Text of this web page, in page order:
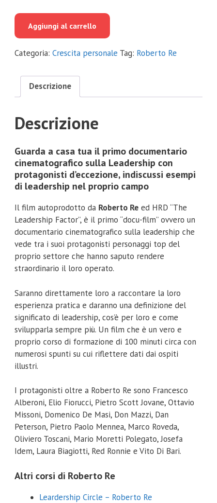
era:
è:
Aggiungi al carrello
Categoria: Crescita personale Tag: Roberto Re
Descrizione
Descrizione
Guarda a casa tua il primo documentario
cinematografico sulla Leadership con
protagonisti d’eccezione, indiscussi esempi
di leadership nel proprio campo
Il film autoprodotto da Roberto Re ed HRD “The
Leadership Factor”, è il primo “docu-film” ovvero un
documentario cinematografico sulla leadership che
vede tra i suoi protagonisti personaggi top del
proprio settore che hanno saputo rendere
straordinario il loro operato.
Saranno direttamente loro a raccontare la loro
esperienza pratica e daranno una definizione del
significato di leadership, cos’è per loro e come
svilupparla sempre più. Un film che è un vero e
proprio corso di formazione di 100 minuti circa con
numerosi spunti su cui riflettere dati dai ospiti
illustri.
I protagonisti oltre a Roberto Re sono Francesco
Alberoni, Elio Fiorucci, Pietro Scott Jovane, Ottavio
Missoni, Domenico De Masi, Don Mazzi, Dan
Peterson, Pietro Paolo Mennea, Marco Roveda,
Oliviero Toscani, Mario Moretti Polegato, Josefa
Idem, Laura Biagiotti, Red Ronnie e Vito Di Bari.
Altri corsi di Roberto Re
Leardership Circle – Roberto Re